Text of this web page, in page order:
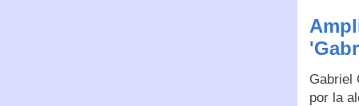
Gabriel
por la